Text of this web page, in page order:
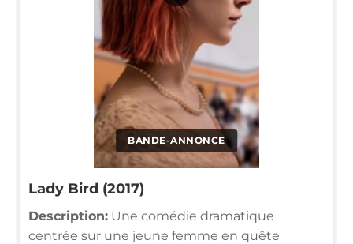
BANDE-ANNONCE
Lady Bird (2017)
Description: Une comédie dramatique
centrée sur une jeune femme en quête